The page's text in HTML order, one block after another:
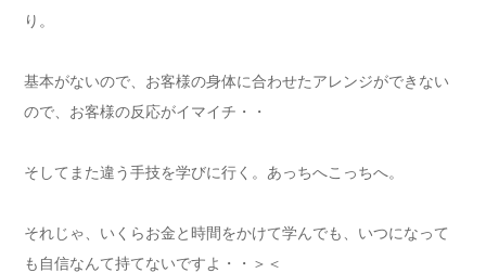
り。
基本がないので、お客様の身体に合わせたアレンジができない
ので、お客様の反応がイマイチ・・
そしてまた違う手技を学びに行く。あっちへこっちへ。
それじゃ、いくらお金と時間をかけて学んでも、いつになって
も自信なんて持てないですよ・・＞＜